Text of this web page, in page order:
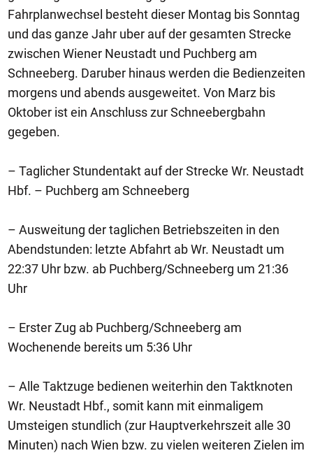
Fahrplanwechsel besteht dieser Montag bis Sonntag
und das ganze Jahr uber auf der gesamten Strecke
zwischen Wiener Neustadt und Puchberg am
Schneeberg. Daruber hinaus werden die Bedienzeiten
morgens und abends ausgeweitet. Von Marz bis
Oktober ist ein Anschluss zur Schneebergbahn
gegeben.
– Taglicher Stundentakt auf der Strecke Wr. Neustadt
Hbf. – Puchberg am Schneeberg
– Ausweitung der taglichen Betriebszeiten in den
Abendstunden: letzte Abfahrt ab Wr. Neustadt um
22:37 Uhr bzw. ab Puchberg/Schneeberg um 21:36
Uhr
– Erster Zug ab Puchberg/Schneeberg am
Wochenende bereits um 5:36 Uhr
– Alle Taktzuge bedienen weiterhin den Taktknoten
Wr. Neustadt Hbf., somit kann mit einmaligem
Umsteigen stundlich (zur Hauptverkehrszeit alle 30
Minuten) nach Wien bzw. zu vielen weiteren Zielen im